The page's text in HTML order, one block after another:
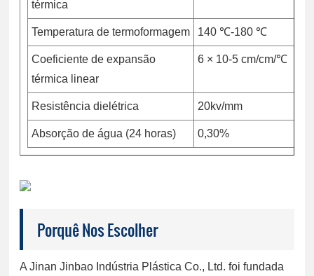
térmica
Temperatura de termoformagem 140 ℃-180 ℃
Coeficiente de expansão
térmica linear
6 × 10-5 cm/cm/℃
Resistência dielétrica 20kv/mm
Absorção de água (24 horas) 0,30%
Porquê Nos Escolher
A Jinan Jinbao Indústria Plástica Co., Ltd. foi fundada